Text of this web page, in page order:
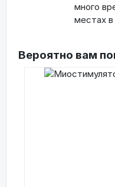
много
местах в
Вероятно вам